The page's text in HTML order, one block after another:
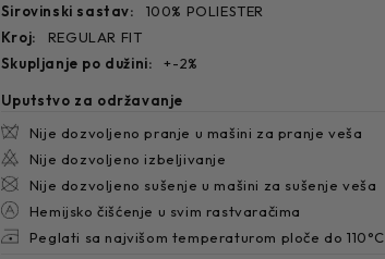
sirovinski sastav:
100% POLIESTER
kroj:
REGULAR FIT
Peglati sa najvišom temperaturom ploče do 110°C
Hemijsko čišćenje u svim rastvaračima
Nije dozvoljeno pranje u mašini za pranje veša
Nije dozvoljeno izbeljivanje
Nije dozvoljeno sušenje u mašini za sušenje veša
skupljanje po dužini: +-2%
Uputstvo za održavanje